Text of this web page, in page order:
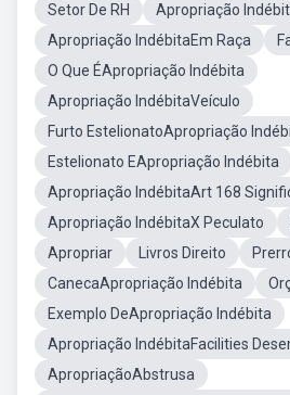
Setor De RH
Apropriação
Apropriação IndébitaEm Raça
O Que ÉApropriação Indébita
Apropriação IndébitaVeículo
Furto EstelionatoApropriação
Estelionato EApropriação Indébita
Apropriação IndébitaArt 168
Apropriação IndébitaX Peculato
Apropriar
Livros Direito
CanecaApropriação Indébita
Exemplo DeApropriação Indébita
Apropriação IndébitaFacilities
ApropriaçãoAbstrusa